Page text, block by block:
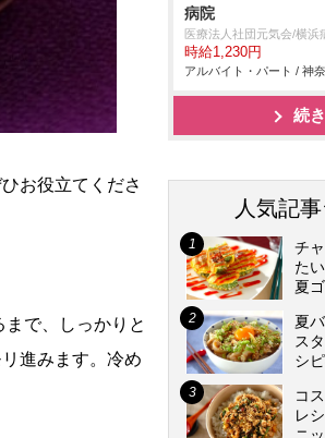
お役立てくださ
で、しっかりと
進みます。冷め
病院
医療法人社団元気会/横浜
時給1,230円
アルバイト・パート / 神
続
人気記
チ
た
夏
夏
ス
シ
コ
レ